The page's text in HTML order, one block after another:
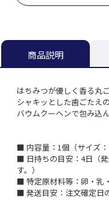
商品説明
はちみつが優しく香る丸
シャキッとした歯ごたえ
バウムクーヘンで包み込
■ 内容量：1個（サイズ：
■ 日持ちの目安：4日（
す。）
■ 特定原材料等：卵・乳
■ 発送目安：注文確定日